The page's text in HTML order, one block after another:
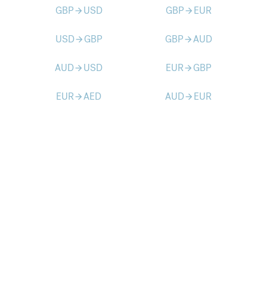
GBParrow_forward USD GBParrow_forward EUR
USDarrow_forward GBP GBParrow_forwardAUD
AUDarrow_forward USD EURarrow_forward GBP
EURarrow_forwardAED AUDarrow_forward EUR